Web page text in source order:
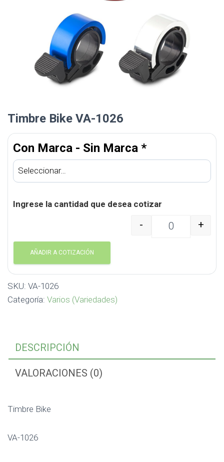
Timbre Bike VA-1026
Con Marca - Sin Marca *
Ingrese la cantidad que desea cotizar
Timbre Bike VA-1026
- +
AÑADIR A COTIZACIÓN
SKU: VA-1026
Categoría: Varios (Variedades)
DESCRIPCIÓN
VALORACIONES (0)
Timbre Bike
VA-1026